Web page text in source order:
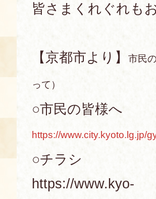
皆さまくれぐれも
【京都市より】 市民
って）
○市民の皆様へ
https://www.city.kyoto.lg.jp/
○チラシ
https://www.kyo-